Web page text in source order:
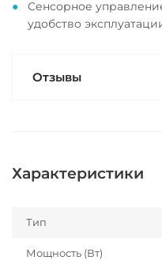
Сенсорное
удобство
Отзывы
Характеристики
Тип
Мощность (Вт)